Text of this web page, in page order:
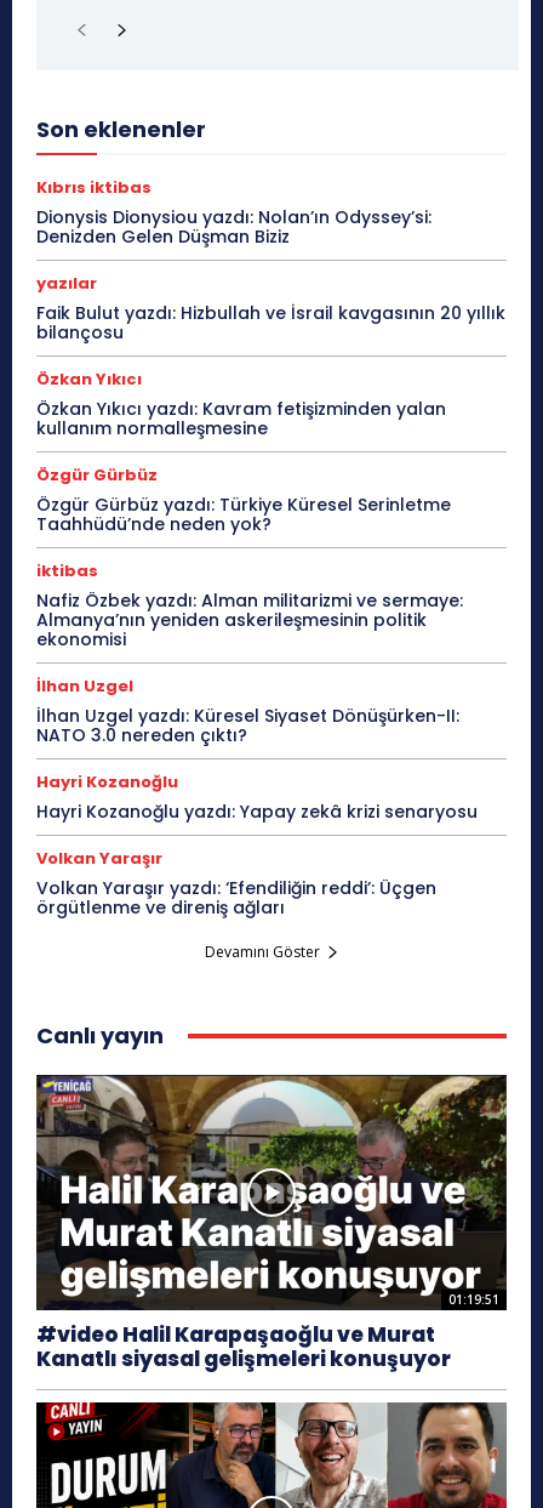
Son eklenenler
Kıbrıs iktibas
Dionysis Dionysiou yazdı: Nolan’ın Odyssey’si:
Denizden Gelen Düşman Biziz
yazılar
Faik Bulut yazdı: Hizbullah ve İsrail kavgasının 20 yıllık
bilançosu
Özkan Yıkıcı
Özkan Yıkıcı yazdı: Kavram fetişizminden yalan
kullanım normalleşmesine
Özgür Gürbüz
Özgür Gürbüz yazdı: Türkiye Küresel Serinletme
Taahhüdü’nde neden yok?
iktibas
Nafiz Özbek yazdı: Alman militarizmi ve sermaye:
Almanya’nın yeniden askerileşmesinin politik
ekonomisi
İlhan Uzgel
İlhan Uzgel yazdı: Küresel Siyaset Dönüşürken-II:
NATO 3.0 nereden çıktı?
Hayri Kozanoğlu
Hayri Kozanoğlu yazdı: Yapay zekâ krizi senaryosu
Volkan Yaraşır
Volkan Yaraşır yazdı: ‘Efendiliğin reddi’: Üçgen
örgütlenme ve direniş ağları
Devamını Göster
Canlı yayın
01:19:51
#video Halil Karapaşaoğlu ve Murat
Kanatlı siyasal gelişmeleri konuşuyor